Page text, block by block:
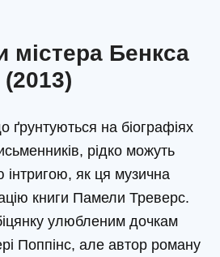
містера Бенкса
(2013)
ґрунтуються на біографіях
рідко можуть
інтригою, як ця музична
книги Памели Треверс.
улюбленим дочкам
Поппінс, але автор роману